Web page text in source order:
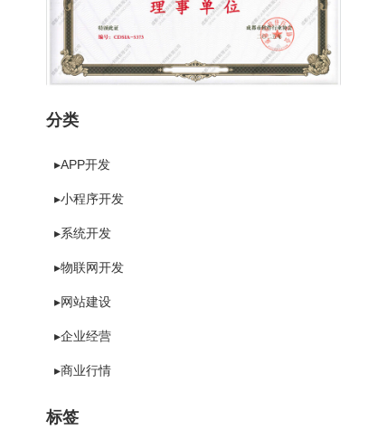
分类
▸APP开发
▸小程序开发
▸系统开发
▸物联网开发
▸网站建设
▸企业经营
▸商业行情
标签